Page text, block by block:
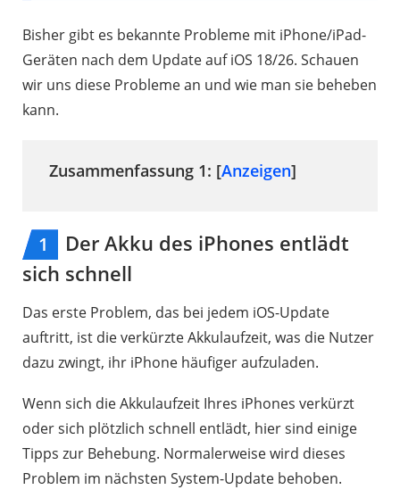
Bisher gibt es bekannte Probleme mit iPhone/iPad-
Geräten nach dem Update auf iOS 18/26. Schauen
wir uns diese Probleme an und wie man sie beheben
kann.
Zusammenfassung 1: [Anzeigen]
Akku
des
iPhones
entlädt
sich
1.2
Das
iPhone
1
Der Akku des iPhones entlädt
sich schnell
Das erste Problem, das bei jedem iOS-Update
auftritt, ist die verkürzte Akkulaufzeit, was die Nutzer
dazu zwingt, ihr iPhone häufiger aufzuladen.
Wenn sich die Akkulaufzeit Ihres iPhones verkürzt
oder sich plötzlich schnell entlädt, hier sind einige
Tipps zur Behebung. Normalerweise wird dieses
Problem im nächsten System-Update behoben.